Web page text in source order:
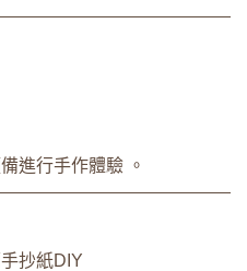
進行手作體驗 。
抄紙DIY